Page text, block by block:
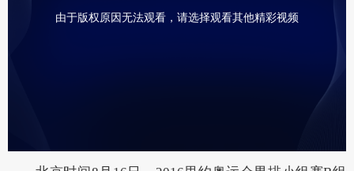
由于版权原因无法观看，请选择观看其他精彩视频